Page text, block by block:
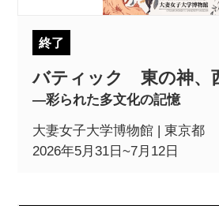
終了
バティック 東の神、
―彩られた多文化の記憶
大妻女子大学博物館 | 東京都
2026年5月31日~7月12日